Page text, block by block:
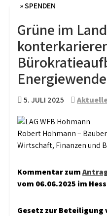
SPENDEN
Grüne im
Energiewende
5. JULI 2025
Robert Hohmann –
Wirtschaft, Finanzen und
Kommentar zum
vom 06.06.2025 im
Gesetz zur Beteiligung